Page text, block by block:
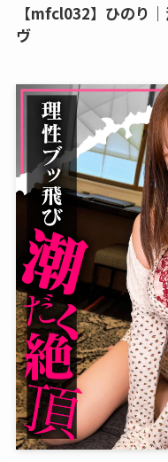
【mfcl032】ひのり
ヴ